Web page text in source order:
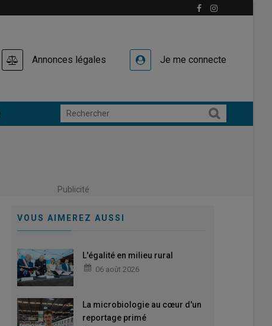
Annonces légales Je me connecte
Publicité
VOUS AIMEREZ AUSSI
L'égalité en milieu rural
06 août 2026
La microbiologie au cœur d'un
reportage primé